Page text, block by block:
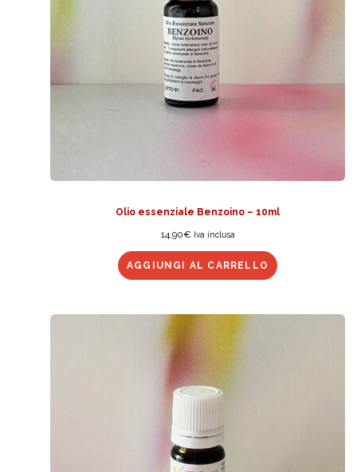
Olio essenziale Benzoino – 10ml
14,90€ Iva inclusa
AGGIUNGI AL CARRELLO